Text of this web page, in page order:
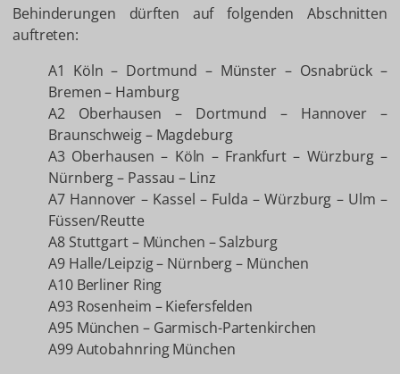
Behinderungen dürften auf folgenden Abschnitten
auftreten:
A1 Köln – Dortmund – Münster – Osnabrück –
Bremen – Hamburg
A2 Oberhausen – Dortmund – Hannover –
Braunschweig – Magdeburg
A3 Oberhausen – Köln – Frankfurt – Würzburg –
Nürnberg – Passau – Linz
A7 Hannover – Kassel – Fulda – Würzburg – Ulm –
Füssen/Reutte
A8 Stuttgart – München – Salzburg
A9 Halle/Leipzig – Nürnberg – München
A10 Berliner Ring
A93 Rosenheim – Kiefersfelden
A95 München – Garmisch-Partenkirchen
A99 Autobahnring München